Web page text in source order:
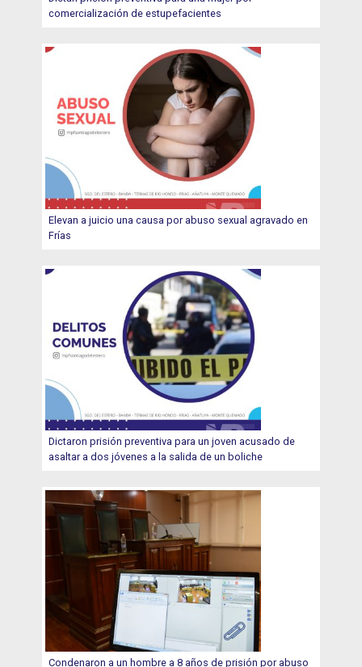
comercialización de estupefacientes
Elevan a juicio una causa por abuso sexual agravado en
Frías
Dictaron prisión preventiva para un joven acusado de
asaltar a dos jóvenes a la salida de un boliche
Condenaron a un hombre a 8 años de prisión por abuso